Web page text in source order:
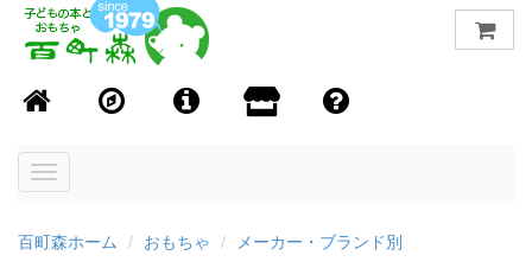
Toggle
百町森ホーム おもちゃ メーカー・ブランド別